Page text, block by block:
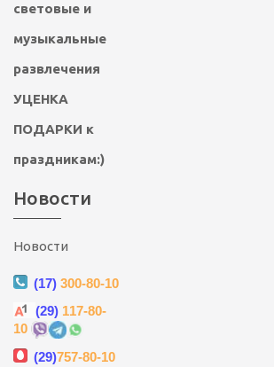
безмены
отходов
И ТУРИЗМА
тенты, шатры
браслеты
световые и
музыкальные
развлечения
УЦЕНКА
ПОДАРКИ к
праздникам:)
Новости
Новости
(17) 300-80-10
(29) 117-80-
10
(29)757-80-10